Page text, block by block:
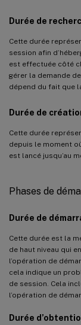
Durée de
Cette durée
session afin
est effectuée côté
gérer la demande
dépend du fait que
Durée de
Cette durée
depuis le moment
est lancé jusqu’au
Phases de
Durée de
Cette durée est la
de haut niveau qui
l’opération de
cela indique un
de session. Cela
l’opération de
Durée